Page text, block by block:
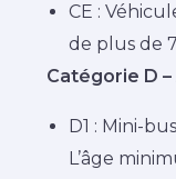
CE :
de plus de
Catégorie D
D1 : Mini-
L’âge